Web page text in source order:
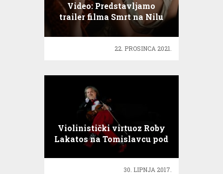
Video: Predstavljamo
trailer filma Smrt na Nilu
22. PROSINCA 2021.
Violinistički virtuoz Roby
Lakatos na Tomislavcu pod
otvorenim nebom
30. LIPNJA 2017.